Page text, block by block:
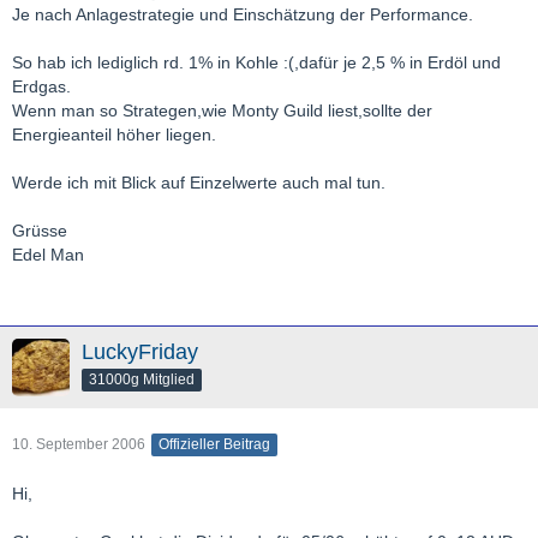
Je nach Anlagestrategie und Einschätzung der Performance.
So hab ich lediglich rd. 1% in Kohle :(,dafür je 2,5 % in Erdöl und
Erdgas.
Wenn man so Strategen,wie Monty Guild liest,sollte der
Energieanteil höher liegen.
Werde ich mit Blick auf Einzelwerte auch mal tun.
Grüsse
Edel Man
LuckyFriday
31000g Mitglied
10. September 2006 Offizieller Beitrag
Hi,